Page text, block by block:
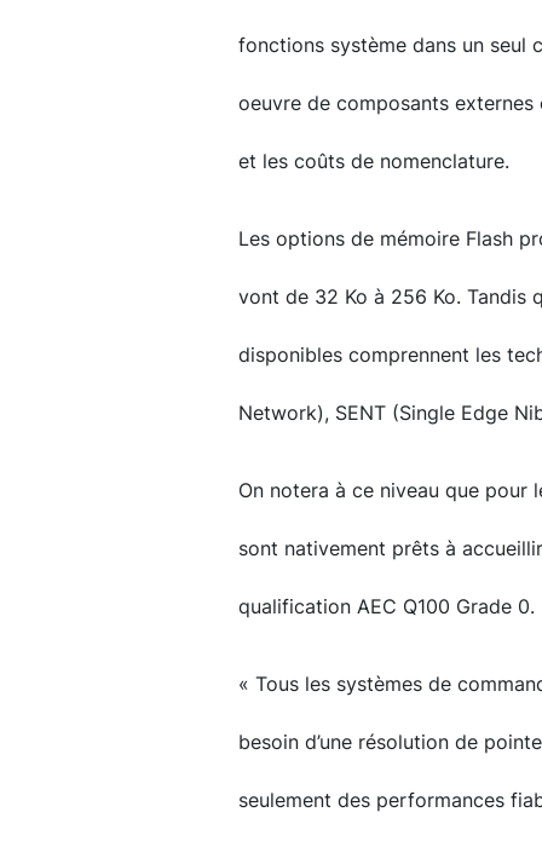
fonctions système dans un seul
oeuvre de composants
et les coûts de nomenclature.
Les options de mémoire Flash
vont de 32 Ko à 256 Ko. Tandis
disponibles comprennent les
Network), SENT (Single Edge
On notera à ce niveau que pour
sont nativement prêts à
qualification AEC Q100 Grade 0.
« Tous les systèmes de
besoin d’une résolution de
seulement des performances